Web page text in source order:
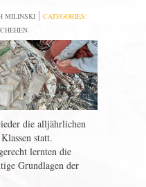
MILINSKI
CATEGORIES:
die alljährlichen
statt.
lernten die
Grundlagen der